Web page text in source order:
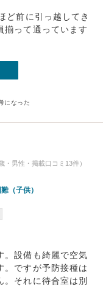
ど前に引っ越してき
揃って通っています
になった
男性・掲載口コミ13件）
（子供）
。設備も綺麗で空気
。ですが予防接種は
それに待合室は別